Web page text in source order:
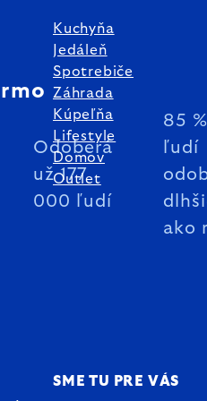
Odoberá
už 177
000 ľudí
85 %
ľudí
ako
Kuchyňa
Jedáleň
Spotrebiče
Záhrada
Kúpeľňa
Lifestyle
Domov
Outlet
SME TU PRE VÁS